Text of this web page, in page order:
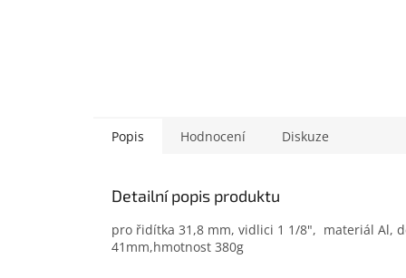
Popis Hodnocení Diskuze
Detailní popis produktu
pro řidítka 31,8 mm, vidlici 1 1/8", materiál Al,
41mm,hmotnost 380g